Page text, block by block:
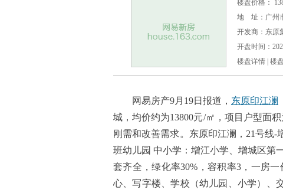
楼盘价格：
地 址：广州
开发商：东原
开盘时间：
楼盘详情 楼
网易房产9月19日报道， 东原印江澜
城，均价约为13800元/㎡，项目户型面
刚需和改善需求。东原印江澜，21号线
班幼儿园 中小学：增江小学、增城区第
套齐全，绿化率30%，容积率3，一房
心、写字楼、学校（幼儿园、小学）、